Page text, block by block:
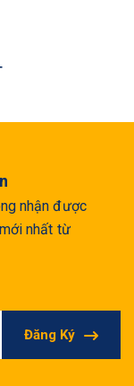
nhận được
nhất từ
Đăng Ký